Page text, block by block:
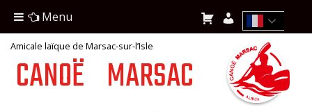
Amicale laïque de Marsac-sur-l’Isle
CANOË MARSAC
Menu